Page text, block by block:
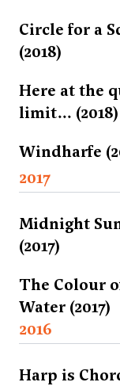
Circle for a
(2018)
Here at the
limit... (2018)
Windharfe
2017
Midnight
(2017)
The Colour
Water (2017)
2016
Harp is